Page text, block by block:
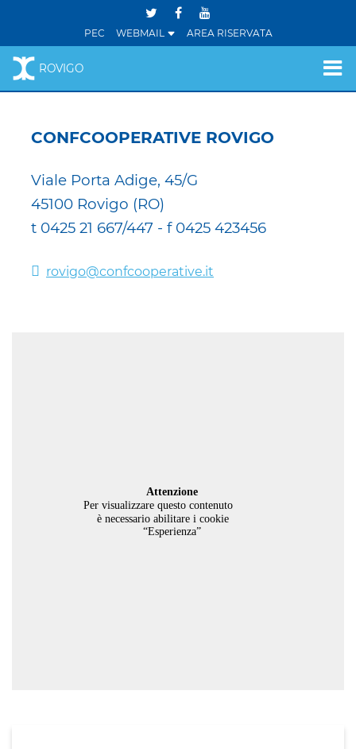
PEC WEBMAIL AREA RISERVATA
ROVIGO
CONFCOOPERATIVE ROVIGO
Viale Porta Adige, 45/G
45100 Rovigo (RO)
t 0425 21 667/447 - f 0425 423456
rovigo@confcooperative.it